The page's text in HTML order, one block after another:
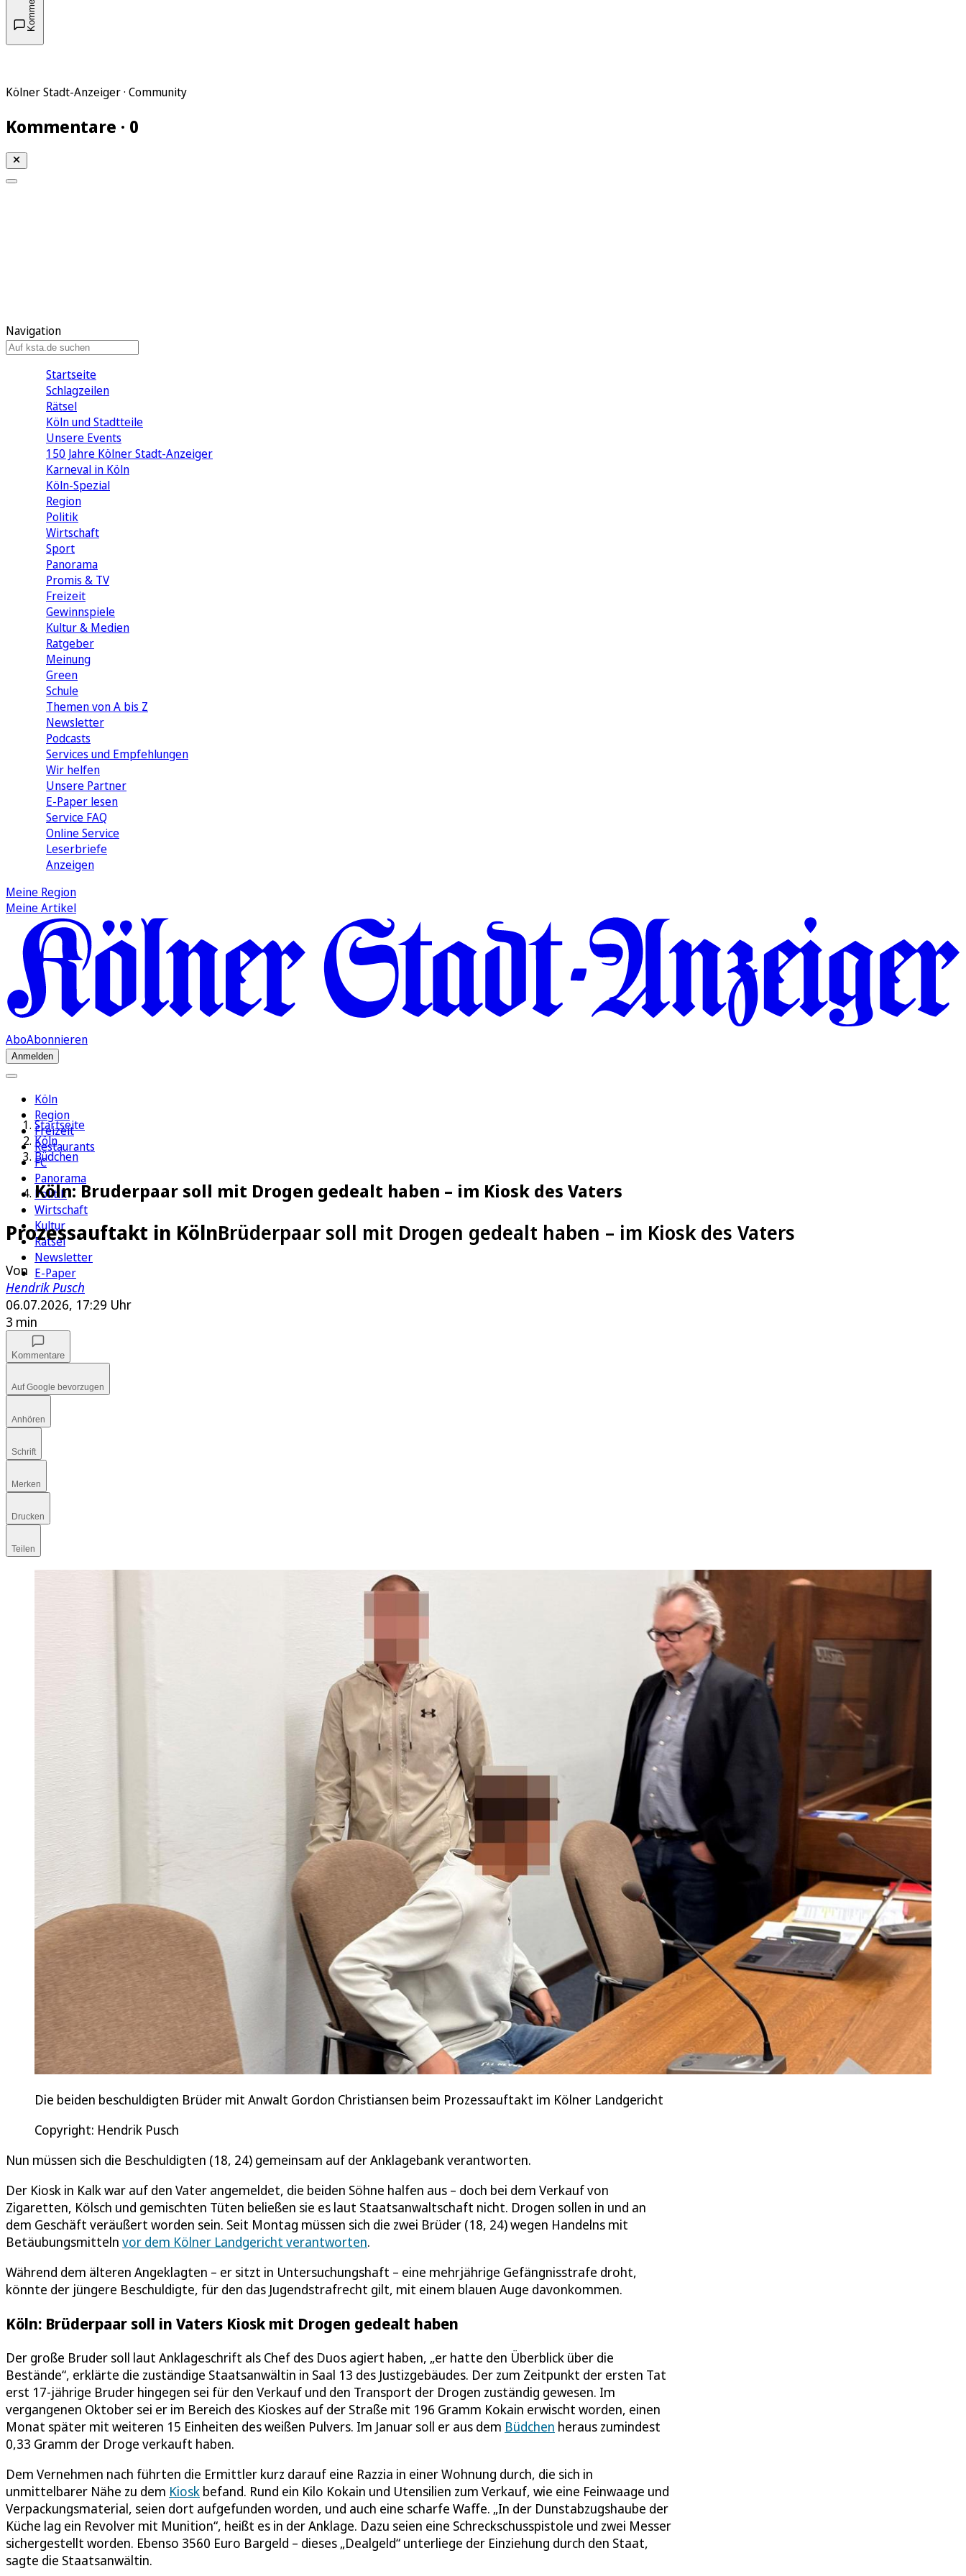
Kölner Stadt-Anzeiger · Community
Kommentare · 0
Navigation
Startseite
Schlagzeilen
Rätsel
Köln und Stadtteile
Unsere Events
150 Jahre Kölner Stadt-Anzeiger
Karneval in Köln
Köln-Spezial
Region
Politik
Wirtschaft
Sport
Panorama
Promis & TV
Freizeit
Gewinnspiele
Kultur & Medien
Ratgeber
Meinung
Green
Schule
Themen von A bis Z
Newsletter
Podcasts
Services und Empfehlungen
Wir helfen
Unsere Partner
E-Paper lesen
Service FAQ
Online Service
Leserbriefe
Anzeigen
Meine Region
Meine Artikel
AboAbonnieren
Anmelden
Köln
Region
Freizeit
Restaurants
FC
Panorama
Politik
Wirtschaft
Kultur
Rätsel
Newsletter
E-Paper
Startseite
Köln
Büdchen
Köln: Bruderpaar soll mit Drogen gedealt haben – im Kiosk des Vaters
Prozessauftakt in KölnBrüderpaar soll mit Drogen gedealt haben – im Kiosk des Vaters
Von
Hendrik Pusch
06.07.2026, 17:29 Uhr
3 min
Kommentare
Auf Google bevorzugen
Anhören
Schrift
Merken
Drucken
Teilen
Die beiden beschuldigten Brüder mit Anwalt Gordon Christiansen beim Prozessauftakt im Kölner Landgericht
Copyright: Hendrik Pusch
Nun müssen sich die Beschuldigten (18, 24) gemeinsam auf der Anklagebank verantworten.
Der Kiosk in Kalk war auf den Vater angemeldet, die beiden Söhne halfen aus – doch bei dem Verkauf von
Zigaretten, Kölsch und gemischten Tüten beließen sie es laut Staatsanwaltschaft nicht. Drogen sollen in und an
dem Geschäft veräußert worden sein. Seit Montag müssen sich die zwei Brüder (18, 24) wegen Handelns mit
Betäubungsmitteln vor dem Kölner Landgericht verantworten.
Während dem älteren Angeklagten – er sitzt in Untersuchungshaft – eine mehrjährige Gefängnisstrafe droht,
könnte der jüngere Beschuldigte, für den das Jugendstrafrecht gilt, mit einem blauen Auge davonkommen.
Köln: Brüderpaar soll in Vaters Kiosk mit Drogen gedealt haben
Der große Bruder soll laut Anklageschrift als Chef des Duos agiert haben, „er hatte den Überblick über die
Bestände“, erklärte die zuständige Staatsanwältin in Saal 13 des Justizgebäudes. Der zum Zeitpunkt der ersten Tat
erst 17-jährige Bruder hingegen sei für den Verkauf und den Transport der Drogen zuständig gewesen. Im
vergangenen Oktober sei er im Bereich des Kioskes auf der Straße mit 196 Gramm Kokain erwischt worden, einen
Monat später mit weiteren 15 Einheiten des weißen Pulvers. Im Januar soll er aus dem Büdchen heraus zumindest
0,33 Gramm der Droge verkauft haben.
Dem Vernehmen nach führten die Ermittler kurz darauf eine Razzia in einer Wohnung durch, die sich in
unmittelbarer Nähe zu dem Kiosk befand. Rund ein Kilo Kokain und Utensilien zum Verkauf, wie eine Feinwaage und
Verpackungsmaterial, seien dort aufgefunden worden, und auch eine scharfe Waffe. „In der Dunstabzugshaube der
Küche lag ein Revolver mit Munition“, heißt es in der Anklage. Dazu seien eine Schreckschusspistole und zwei Messer
sichergestellt worden. Ebenso 3560 Euro Bargeld – dieses „Dealgeld“ unterliege der Einziehung durch den Staat,
sagte die Staatsanwältin.